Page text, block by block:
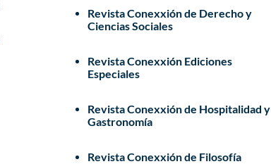
Revista Conexxión de Derecho y
Ciencias Sociales
Revista Conexxión Ediciones
Especiales
Revista Conexxión de Hospitalidad y
Gastronomía
Revista Conexxión de Filosofía